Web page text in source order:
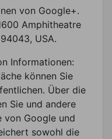
von Google+.
Amphitheatre
USA.
Informationen:
können Sie
Über die
Sie und andere
von Google und
sowohl die